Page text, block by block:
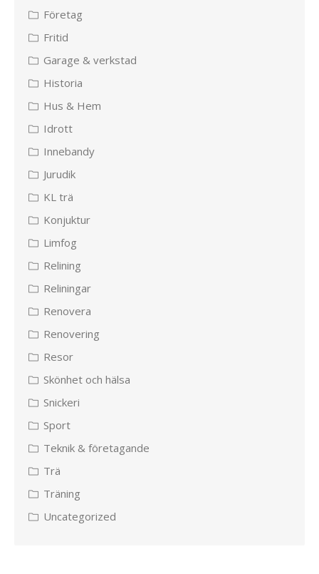
Företag
Fritid
Garage & verkstad
Historia
Hus & Hem
Idrott
Innebandy
Jurudik
KL trä
Konjuktur
Limfog
Relining
Reliningar
Renovera
Renovering
Resor
Skönhet och hälsa
Snickeri
Sport
Teknik & företagande
Trä
Träning
Uncategorized